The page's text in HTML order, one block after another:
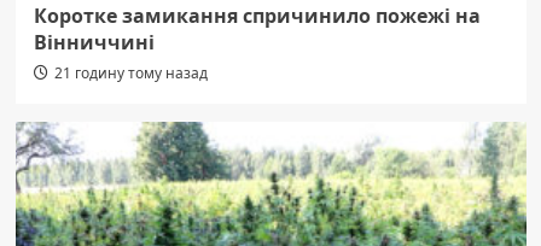
Коротке замикання спричинило пожежі на
Вінниччині
21 годину тому назад